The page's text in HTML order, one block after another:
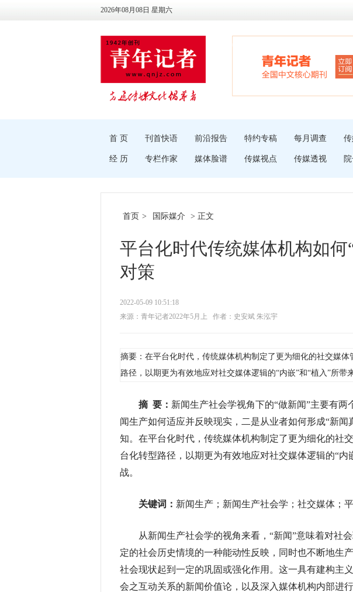
2026年08月08日 星期六
首 页 刊首快语 前沿报告 特约专稿 每月调查
经 历 专栏作家 媒体脸谱 传媒视点 传媒透视
首页 > 国际媒介 > 正文
平台化时代传统媒体机构如何
对策
2022-05-09 10:51:18
来源：青年记者2022年5月上
作者：史安斌 朱泓宇
摘要：在平台化时代，传统媒体机构制定了更为细化的社交媒
路径，以期更为有效地应对社交媒体逻辑的“内嵌”和“植入”所带
摘 要： 新闻生产社会学视角下的“做新闻”主要有
闻生产如何适应并反映现实，二是从业者如何形成“新闻
知。在平台化时代，传统媒体机构制定了更为细化的社
台化转型路径，以期更为有效地应对社交媒体逻辑的“内
战。
关键词： 新闻生产；新闻生产社会学；社交媒体；
从新闻生产社会学的视角来看，“新闻”意味着对社会
定的社会历史情境的一种能动性反映，同时也不断地生
社会现状起到一定的巩固或强化作用。这一具有建构主
会之互动关系的新闻价值论，以及深入媒体机构内部进